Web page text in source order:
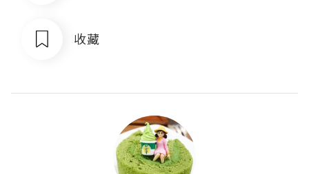
收藏